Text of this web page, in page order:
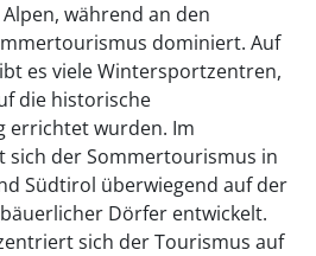
während an den
dominiert. Auf
es viele Wintersportzentren,
die historische
errichtet wurden. Im
sich der Sommertourismus in
Südtirol überwiegend auf der
Dörfer entwickelt.
sich der Tourismus auf